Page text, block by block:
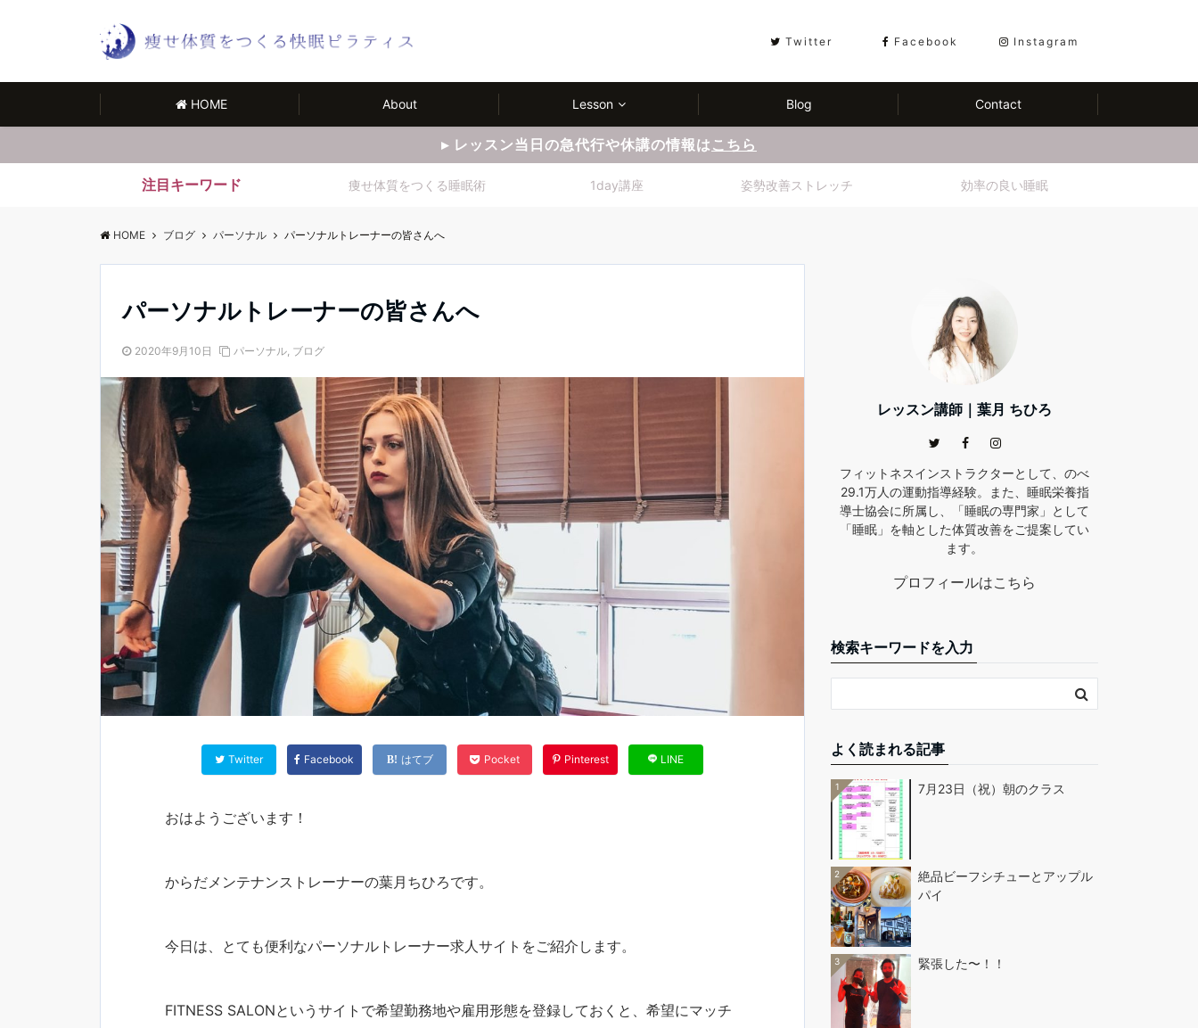
Twitter Facebook Instagram
HOME About Lesson Blog Contact
▸ レッスン当日の急代行や休講の情報はこちら
注目キーワード 痩せ体質をつくる睡眠術 1day講座 姿勢改善ストレッチ 効率の良い睡眠
HOME ブログ パーソナル パーソナルトレーナーの皆さんへ
パーソナルトレーナーの皆さんへ
2020年9月10日 パーソナル, ブログ
Twitter Facebook はてブ Pocket Pinterest LINE
おはようございます！
からだメンテナンストレーナーの葉月ちひろです。
今日は、とても便利なパーソナルトレーナー求人サイトをご紹介します。
FITNESS SALONというサイトで希望勤務地や雇用形態を登録しておくと、希望にマッチ
レッスン講師｜葉月 ちひろ
フィットネスインストラクターとして、のべ
29.1万人の運動指導経験。また、睡眠栄養指
導士協会に所属し、「睡眠の専門家」として
「睡眠」を軸とした体質改善をご提案してい
ます。
プロフィールはこちら
検索キーワードを入力
よく読まれる記事
1 7月23日（祝）朝のクラス
2
絶品ビーフシチューとアップル
パイ
3 緊張した〜！！